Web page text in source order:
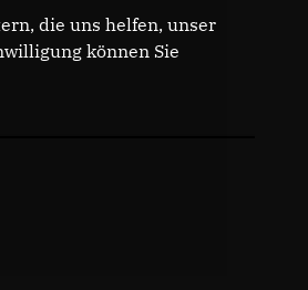
die uns helfen, unser
können Sie